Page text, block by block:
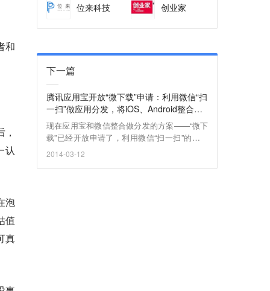
和
认
泡
值
真
位来科技 创业家
下一篇
腾讯应用宝开放“微下载”申请：利用微信“扫
一扫”做应用分发，将iOS、Android整合为
一个二维码
现在应用宝和微信整合做分发的方案——“微下
载”已经开放申请了，利用微信“扫一扫”的入口
做渠道分发。
2014-03-12